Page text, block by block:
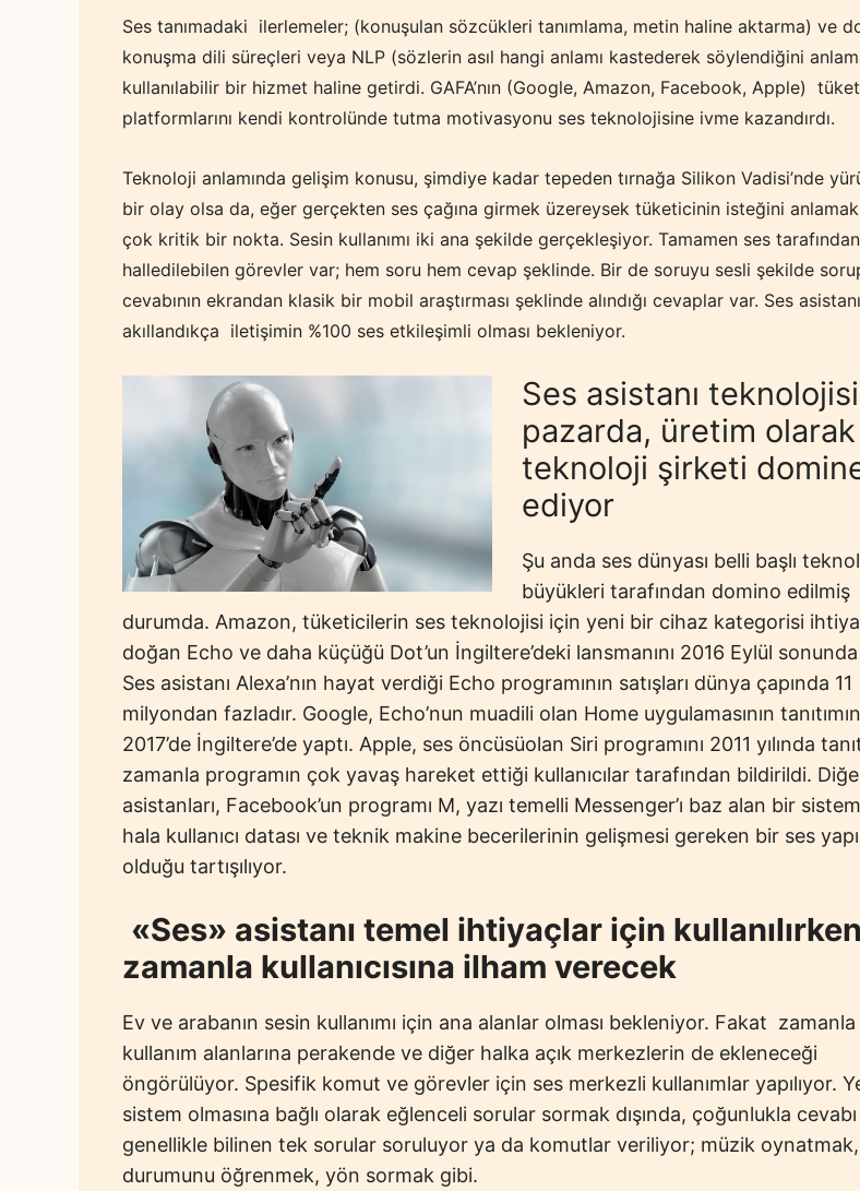
Ses tanımadaki ilerlemeler; (konuşulan sözcükleri tanımlama, metin haline aktarma) ve
konuşma dili süreçleri veya NLP (sözlerin asıl hangi anlamı kastederek söylendiğini
kullanılabilir bir hizmet haline getirdi. GAFA’nın (Google, Amazon, Facebook, Apple)
platformlarını kendi kontrolünde tutma motivasyonu ses teknolojisine ivme kazandırdı.
Teknoloji anlamında gelişim konusu, şimdiye kadar tepeden tırnağa Silikon Vadisi’nde
bir olay olsa da, eğer gerçekten ses çağına girmek üzereysek tüketicinin isteğini
çok kritik bir nokta. Sesin kullanımı iki ana şekilde gerçekleşiyor. Tamamen ses tarafından
halledilebilen görevler var; hem soru hem cevap şeklinde. Bir de soruyu sesli şekilde
cevabının ekrandan klasik bir mobil araştırması şeklinde alındığı cevaplar var. Ses asistanı
akıllandıkça iletişimin %100 ses etkileşimli olması bekleniyor.
Ses asistanı
pazarda, üretim
teknoloji şirketi
ediyor
Şu anda ses dünyası belli başlı
büyükleri tarafından domino edilmiş
durumda. Amazon, tüketicilerin ses teknolojisi için yeni bir cihaz kategorisi
doğan Echo ve daha küçüğü Dot’un İngiltere’deki lansmanını 2016 Eylül sonunda
Ses asistanı Alexa’nın hayat verdiği Echo programının satışları dünya çapında 11
milyondan fazladır. Google, Echo’nun muadili olan Home uygulamasının
2017’de İngiltere’de yaptı. Apple, ses öncüsüolan Siri programını 2011 yılında
zamanla programın çok yavaş hareket ettiği kullanıcılar tarafından bildirildi.
asistanları, Facebook’un programı M, yazı temelli Messenger’ı baz alan bir
hala kullanıcı datası ve teknik makine becerilerinin gelişmesi gereken bir ses
olduğu tartışılıyor.
«Ses» asistanı temel ihtiyaçlar için kullanılırken
zamanla kullanıcısına ilham verecek
Ev ve arabanın sesin kullanımı için ana alanlar olması bekleniyor. Fakat zamanla
kullanım alanlarına perakende ve diğer halka açık merkezlerin de ekleneceği
öngörülüyor. Spesifik komut ve görevler için ses merkezli kullanımlar yapılıyor.
sistem olmasına bağlı olarak eğlenceli sorular sormak dışında, çoğunlukla cevabı
genellikle bilinen tek sorular soruluyor ya da komutlar veriliyor; müzik
durumunu öğrenmek, yön sormak gibi.